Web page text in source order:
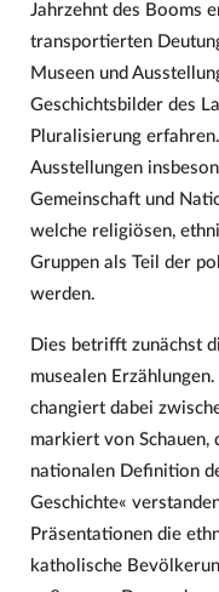
Jahrzehnt des Booms
transportierten
Museen und
Geschichtsbilder des
Pluralisierung
Ausstellungen
Gemeinschaft und
welche religiösen,
Gruppen als Teil der
werden.
Dies betrifft zunächst
musealen
changiert dabei
markiert von Schauen,
nationalen Definition
Geschichte«
Präsentationen die
katholische